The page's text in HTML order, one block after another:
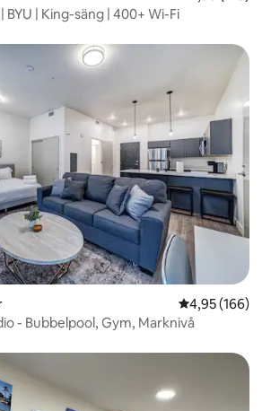
BYU | King-säng | 400+ Wi-Fi
4,95 av 5 i
4,95 (166)
- Bubbelpool, Gym, Marknivå